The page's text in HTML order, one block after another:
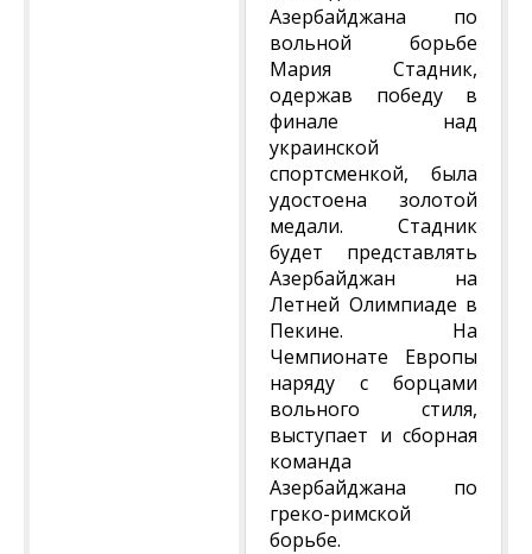
Азербайджана по
вольной борьбе
Мария Стадник,
одержав победу в
финале над
украинской
спортсменкой, была
удостоена золотой
медали. Стадник
будет представлять
Азербайджан на
Летней Олимпиаде в
Пекине. На
Чемпионате Европы
наряду с борцами
вольного стиля,
выступает и сборная
команда
Азербайджана по
греко-римской
борьбе.